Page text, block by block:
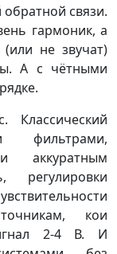
связи.
гармоник, а
не звучат)
А с чётными
Классический
фильтрами,
аккуратным
регулировки
кои
2-4 В. И